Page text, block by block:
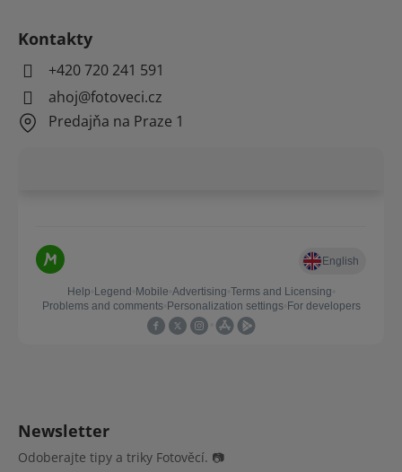
Kontakty
+420 720 241 591
ahoj@fotoveci.cz
Predajňa na Praze 1
Newsletter
Odoberajte tipy a triky Fotověcí. 📷